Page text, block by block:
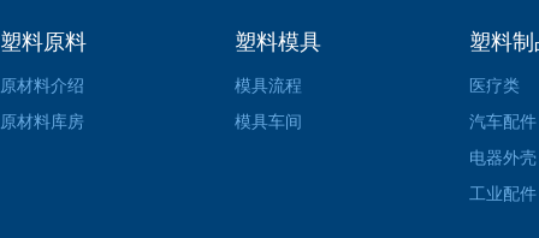
塑料原料
原材料介绍
原材料库房
塑料模具
模具流程
模具车间
塑料制
医疗类
汽车配件
电器外壳
工业配件